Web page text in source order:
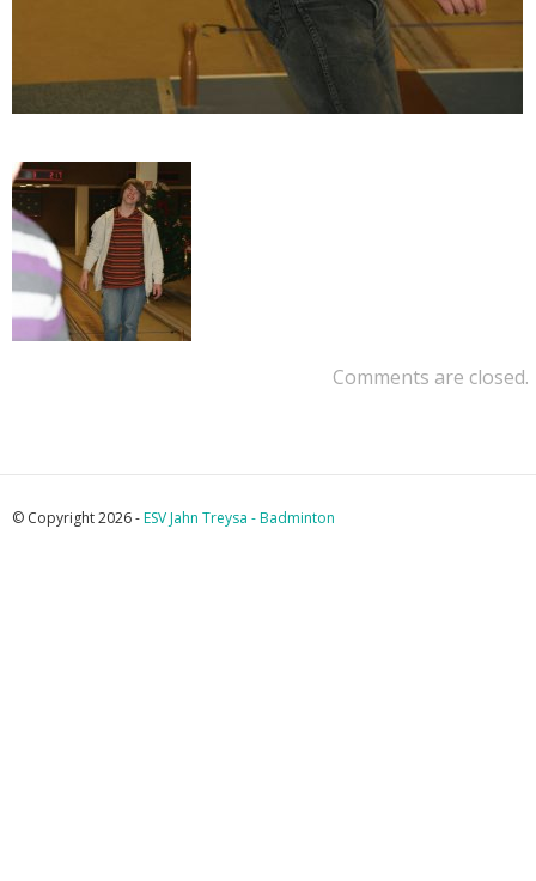
Comments are closed.
© Copyright 2026 -ESV Jahn Treysa - Badminton